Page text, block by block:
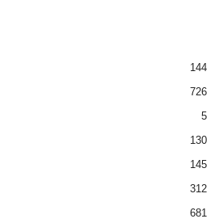
144
726
5
130
145
312
681